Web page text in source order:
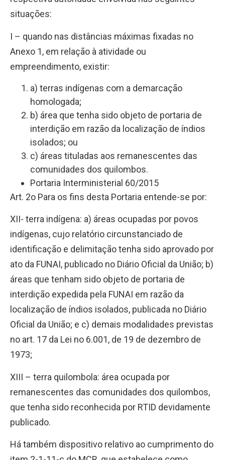
situações:
I – quando nas distâncias máximas fixadas no
Anexo 1, em relação à atividade ou
empreendimento, existir:
a) terras indígenas com a demarcação
homologada;
b) área que tenha sido objeto de portaria de
interdição em razão da localização de índios
isolados; ou
c) áreas tituladas aos remanescentes das
comunidades dos quilombos.
Portaria Interministerial 60/2015
Art. 2o Para os fins desta Portaria entende-se por:
XII- terra indígena: a) áreas ocupadas por povos
indígenas, cujo relatório circunstanciado de
identificação e delimitação tenha sido aprovado por
ato da FUNAI, publicado no Diário Oficial da União; b)
áreas que tenham sido objeto de portaria de
interdição expedida pela FUNAI em razão da
localização de índios isolados, publicada no Diário
Oficial da União; e c) demais modalidades previstas
no art. 17 da Lei no 6.001, de 19 de dezembro de
1973;
XIII – terra quilombola: área ocupada por
remanescentes das comunidades dos quilombos,
que tenha sido reconhecida por RTID devidamente
publicado.
Há também dispositivo relativo ao cumprimento do